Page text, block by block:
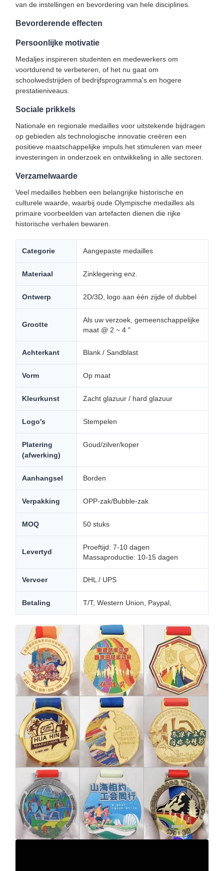
van de instellingen en bevordering van hele disciplines.
Bevorderende effecten
Persoonlijke motivatie
Medaljes inspireren studenten en medewerkers om
voortdurend te verbeteren, of het nu gaat om
schoolwedstrijden of bedrijfsprogramma's.en hogere
prestatieniveaus.
Sociale prikkels
Nationale en regionale medailles voor uitstekende bijdragen
op gebieden als technologische innovatie creëren een
positieve maatschappelijke impuls.het stimuleren van meer
investeringen in onderzoek en ontwikkeling in alle sectoren.
Verzamelwaarde
Veel medailles hebben een belangrijke historische en
culturele waarde, waarbij oude Olympische medailles als
primaire voorbeelden van artefacten dienen die rijke
historische verhalen bewaren.
Categorie Aangepaste medailles
Materiaal Zinklegering enz.
Ontwerp 2D/3D, logo aan één zijde of dubbel
Grootte
Als uw verzoek, gemeenschappelijke
maat @ 2 ~ 4 "
Achterkant Blank / Sandblast
Vorm Op maat
Kleurkunst Zacht glazuur / hard glazuur
Logo's Stempelen
Platering
(afwerking)
Goud/zilver/koper
Aanhangsel Borden
Verpakking OPP-zak/Bubble-zak
MOQ 50 stuks
Levertyd
Proeftijd: 7-10 dagen
Massaproductie: 10-15 dagen
Vervoer DHL / UPS
Betaling T/T, Western Union, Paypal,